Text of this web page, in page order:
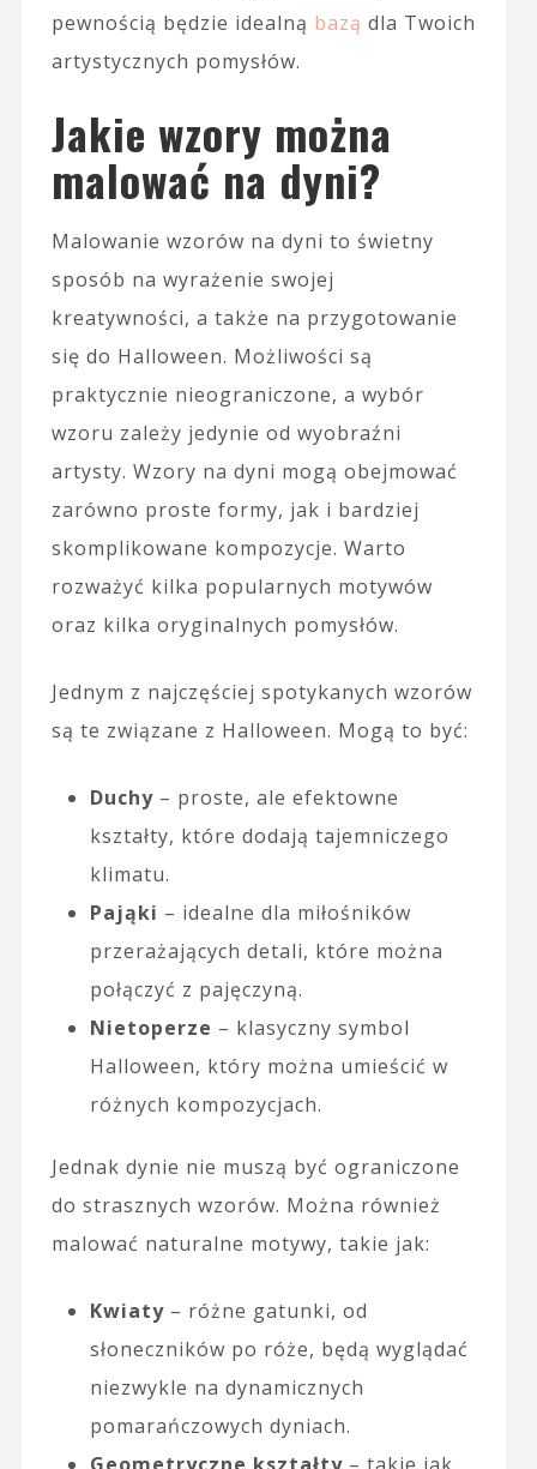
pewnością będzie idealną bazą dla Twoich
artystycznych pomysłów.
Jakie wzory można
malować na dyni?
Malowanie wzorów na dyni to świetny
sposób na wyrażenie swojej
kreatywności, a także na przygotowanie
się do Halloween. Możliwości są
praktycznie nieograniczone, a wybór
wzoru zależy jedynie od wyobraźni
artysty. Wzory na dyni mogą obejmować
zarówno proste formy, jak i bardziej
skomplikowane kompozycje. Warto
rozważyć kilka popularnych motywów
oraz kilka oryginalnych pomysłów.
Jednym z najczęściej spotykanych wzorów
są te związane z Halloween. Mogą to być:
Duchy– proste, ale efektowne
kształty, które dodają tajemniczego
klimatu.
Pająki – idealne dla miłośników
przerażających detali, które można
połączyć z pajęczyną.
Nietoperze – klasyczny symbol
Halloween, który można umieścić w
różnych kompozycjach.
Jednak dynie nie muszą być ograniczone
do strasznych wzorów. Można również
malować naturalne motywy, takie jak:
Kwiaty– różne gatunki, od
słoneczników po róże, będą wyglądać
niezwykle na dynamicznych
pomarańczowych dyniach.